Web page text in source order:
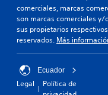
comerciales, marcas
son marcas comerciales
sus propietarios
reservados. Más
Ecuador
Legal
Política de